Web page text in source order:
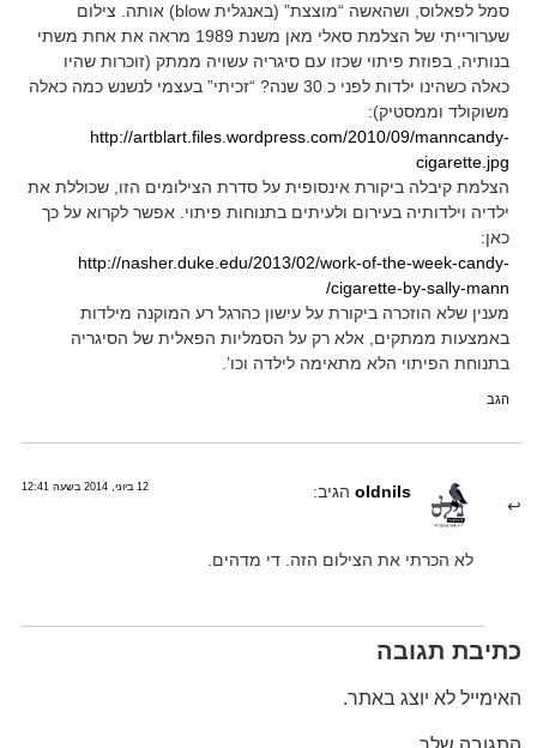
סמל לפאלוס, ושהאשה “מוצצת” (באנגלית blow) אותה. צילום
שערורייתי של הצלמת סאלי מאן משנת 1989 מראה את אחת משתי
בנותיה, בפוזת פיתוי שכזו עם סיגריה עשויה ממתק (זוכרות שהיו
כאלה כשהינו ילדות לפני כ 30 שנה? “זכיתי” בעצמי לנשנש כמה כאלה
משוקולד וממסטיק):
http://artblart.files.wordpress.com/2010/09/manncandy-
cigarette.jpg
הצלמת קיבלה ביקורת אינסופית על סדרת הצילומים הזו, שכוללת את
ילדיה וילדותיה בעירום ולעיתים בתנוחות פיתוי. אפשר לקרוא על כך
כאן:
http://nasher.duke.edu/2013/02/work-of-the-week-candy-
cigarette-by-sally-mann/
מענין שלא הוזכרה ביקורת על עישון כהרגל רע המוקנה מילדות
באמצעות ממתקים, אלא רק על הסמליות הפאלית של הסיגריה
בתנוחת הפיתוי הלא מתאימה לילדה וכו’.
הגב
oldnils הגיב: 12 ביוני, 2014 בשעה 12:41
לא הכרתי את הצילום הזה. די מדהים.
כתיבת תגובה
האימייל לא יוצג באתר.